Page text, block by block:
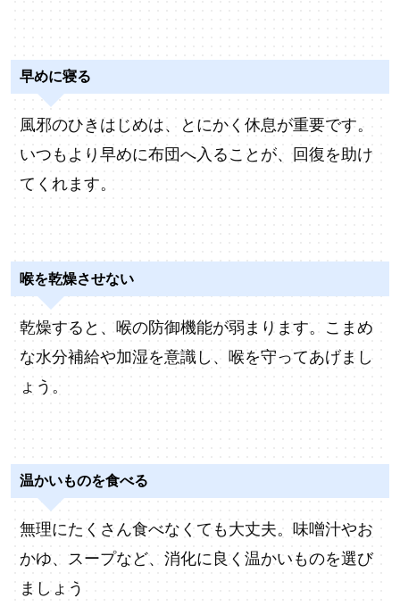
早めに寝る
風邪のひきはじめは、とにかく休息が重要です。
いつもより早めに布団へ入ることが、回復を助け
てくれます。
喉を乾燥させない
乾燥すると、喉の防御機能が弱まります。こまめ
な水分補給や加湿を意識し、喉を守ってあげまし
ょう。
温かいものを食べる
無理にたくさん食べなくても大丈夫。味噌汁やお
かゆ、スープなど、消化に良く温かいものを選び
ましょう